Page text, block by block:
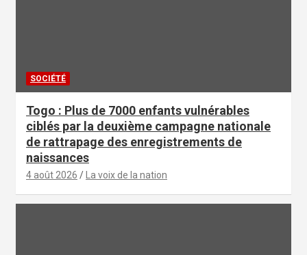
SOCIÉTÉ
Togo : Plus de 7000 enfants vulnérables
ciblés par la deuxième campagne nationale
de rattrapage des enregistrements de
naissances
4 août 2026 La voix de la nation